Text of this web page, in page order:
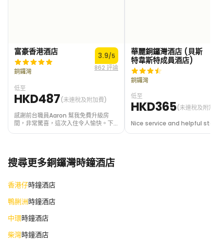
富豪香港酒店
銅鑼灣
3.9/5
862 評論
低至
HKD487(未連稅及附加費)
感謝前台職員Aaron 幫我免費升級房
間，非常驚喜，這次入住令人愉快。下
華麗銅鑼灣酒店 (貝斯
特韋斯特成員酒店)
銅鑼灣
低至
HKD365(未連稅及附加
Nice service and helpful
搜尋更多銅鑼灣時鐘酒店
香港仔時鐘酒店
鴨脷洲時鐘酒店
中環時鐘酒店
柴灣時鐘酒店